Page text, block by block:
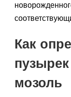
Как
мозоль